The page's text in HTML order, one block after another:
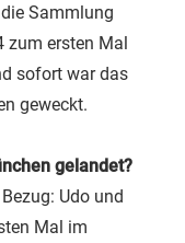
Sammlung
zum ersten Mal
sofort war das
geweckt.
gelandet?
Udo und
Mal im